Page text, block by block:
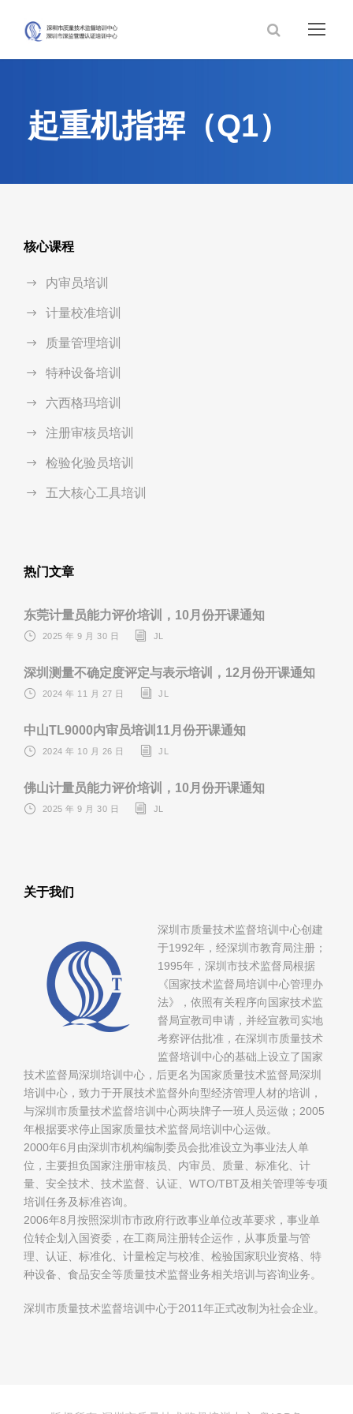
起重机指挥（Q1）
核心课程
内审员培训
计量校准培训
质量管理培训
特种设备培训
六西格玛培训
注册审核员培训
检验化验员培训
五大核心工具培训
热门文章
东莞计量员能力评价培训，10月份开课通知
2025 年 9 月 30 日 JL
深圳测量不确定度评定与表示培训，12月份开课通知
2024 年 11 月 27 日 JL
中山TL9000内审员培训11月份开课通知
2024 年 10 月 26 日 JL
佛山计量员能力评价培训，10月份开课通知
2025 年 9 月 30 日 JL
关于我们
深圳市质量技术监督培训中心创建
于1992年，经深圳市教育局注册；
1995年，深圳市技术监督局根据
《国家技术监督局培训中心管理办
法》，依照有关程序向国家技术监
督局宣教司申请，并经宣教司实地
考察评估批准，在深圳市质量技术
监督培训中心的基础上设立了国家
技术监督局深圳培训中心，后更名为国家质量技术监督局深圳
培训中心，致力于开展技术监督外向型经济管理人材的培训，
与深圳市质量技术监督培训中心两块牌子一班人员运做；2005
年根据要求停止国家质量技术监督局培训中心运做。
2000年6月由深圳市机构编制委员会批准设立为事业法人单
位，主要担负国家注册审核员、内审员、质量、标准化、计
量、安全技术、技术监督、认证、WTO/TBT及相关管理等专项
培训任务及标准咨询。
2006年8月按照深圳市市政府行政事业单位改革要求，事业单
位转企划入国资委，在工商局注册转企运作，从事质量与管
理、认证、标准化、计量检定与校准、检验国家职业资格、特
种设备、食品安全等质量技术监督业务相关培训与咨询业务。
深圳市质量技术监督培训中心于2011年正式改制为社会企业。